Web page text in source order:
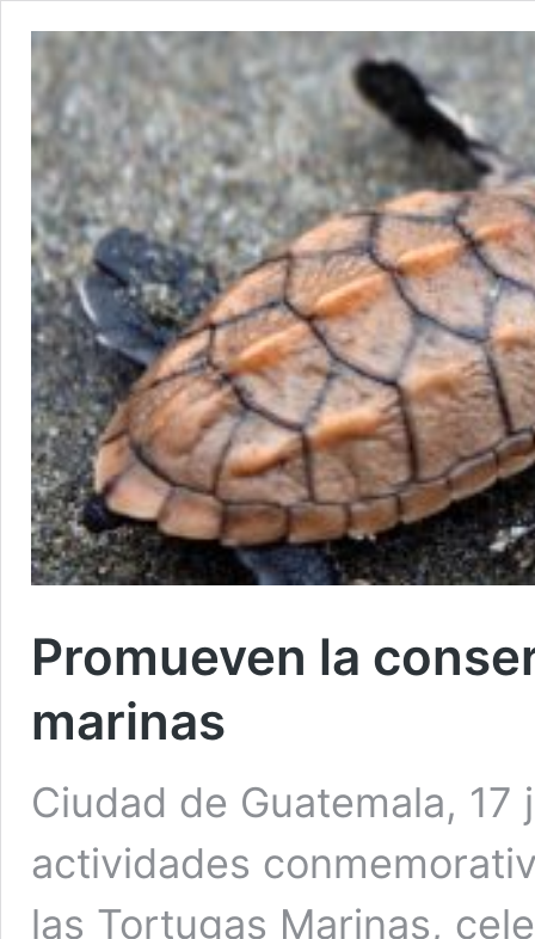
Promueven la
marinas
Ciudad de Guatemala,
actividades
las Tortugas Marinas,